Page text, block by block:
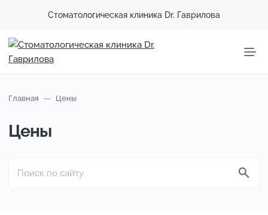
Стоматологическая клиника Dr. Гаврилова
Главная Цены
Цены